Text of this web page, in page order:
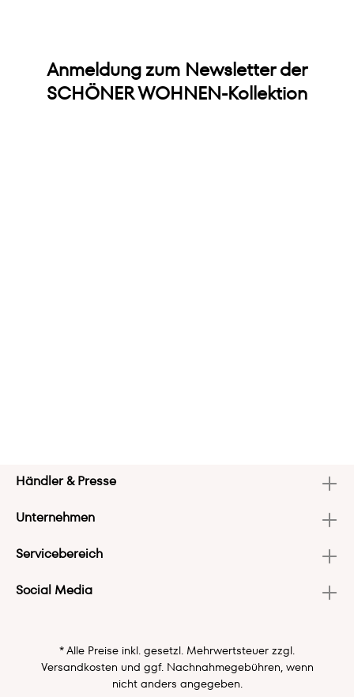
Anmeldung zum Newsletter der
SCHÖNER WOHNEN-Kollektion
Händler & Presse
Unternehmen
Servicebereich
Social Media
* Alle Preise inkl. gesetzl. Mehrwertsteuer zzgl.
Versandkosten und ggf. Nachnahmegebühren, wenn
nicht anders angegeben.